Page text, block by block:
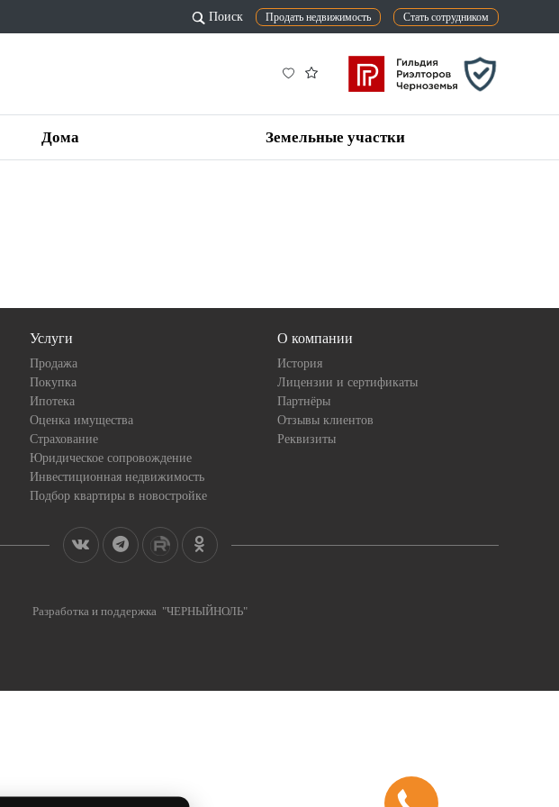
Поиск Продать недвижимость Стать сотрудником
Дома Земельные участки
Услуги
Продажа
Покупка
Ипотека
Оценка имущества
Страхование
Юридическое сопровождение
Инвестиционная недвижимость
Подбор квартиры в новостройке
О компании
История
Лицензии и сертификаты
Партнёры
Отзывы клиентов
Реквизиты
Разработка и поддержка "ЧЕРНЫЙНОЛЬ"